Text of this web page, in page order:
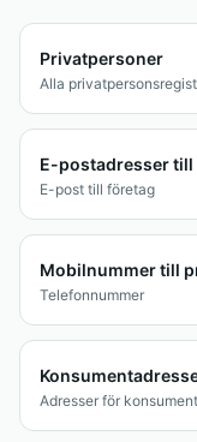
Privatpersoner
Alla
E-postadresser till
E-post till företag
Mobilnummer till
Telefonnummer
Adresser för